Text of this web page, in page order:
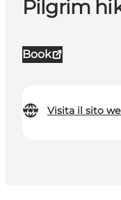
Pilgrim
Book
Visita il sito